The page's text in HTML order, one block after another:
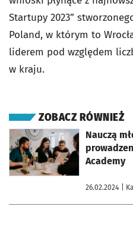
Startupy 2023”
Poland, w którym to
liderem pod względem
w kraju.
ZOBACZ RÓWNIEŻ
Nauczą
prowadzenia
Academy
26.02.2024 |
otworzy się w nowej karcie